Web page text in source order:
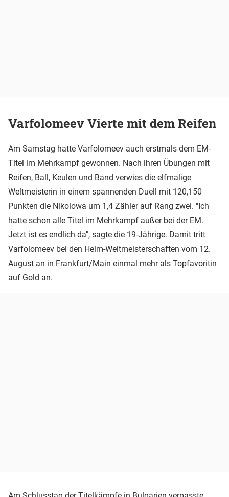
Varfolomeev Vierte mit dem Reifen
Am Samstag hatte Varfolomeev auch erstmals dem EM-
Titel im Mehrkampf gewonnen. Nach ihren Übungen mit
Reifen, Ball, Keulen und Band verwies die elfmalige
Weltmeisterin in einem spannenden Duell mit 120,150
Punkten die Nikolowa um 1,4 Zähler auf Rang zwei. "Ich
hatte schon alle Titel im Mehrkampf außer bei der EM.
Jetzt ist es endlich da", sagte die 19-Jährige. Damit tritt
Varfolomeev bei den Heim-Weltmeisterschaften vom 12.
August an in Frankfurt/Main einmal mehr als Topfavoritin
auf Gold an.